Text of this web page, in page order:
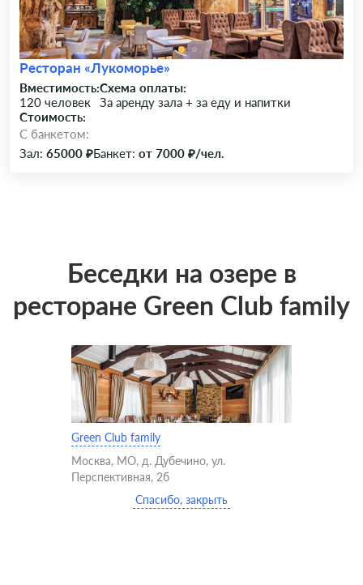
Ресторан «Лукоморье»
Вместимость:
120 человек
Схема оплаты:
За аренду зала + за еду и напитки
Стоимость:
C банкетом:
Зал: 65000 ₽Банкет: от 7000 ₽/чел.
Беседки на озере в
ресторане Green Club family
Green Club family
Москва, МО, д. Дубечино, ул.
Перспективная, 2б
Спасибо, закрыть